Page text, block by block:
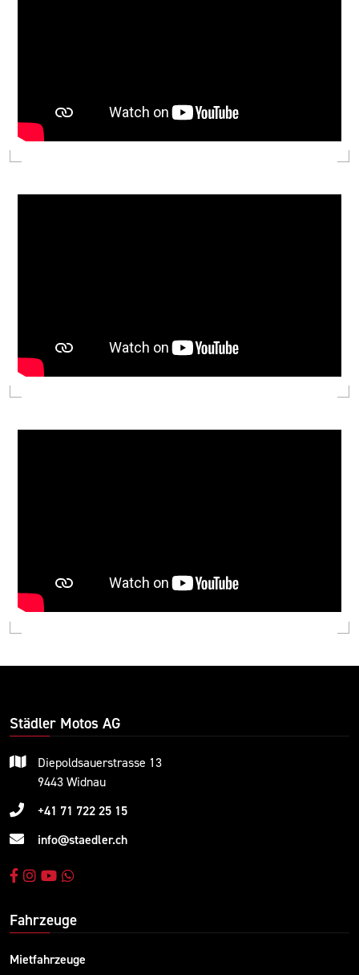
Städler Motos AG
Diepoldsauerstrasse 13
9443 Widnau
+41 71 722 25 15
info@staedler.ch
Fahrzeuge
Mietfahrzeuge